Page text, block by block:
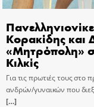
Κορακίδης και
«Μητρόπολη»
Κιλκίς
Για τις πρωτιές τους
ανδρών/γυναικών που
[…]